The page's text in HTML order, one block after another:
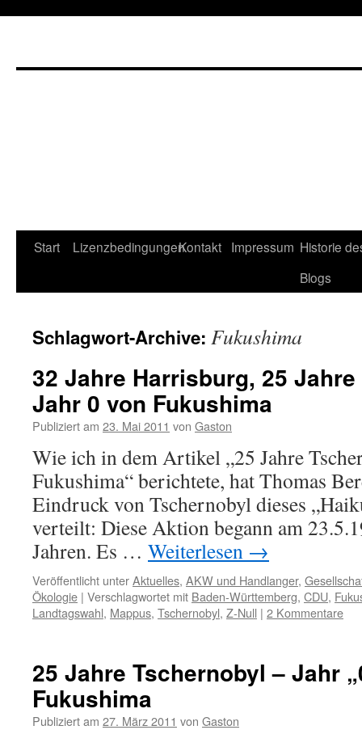
Start LizenzbedingungenKontakt Impressum Historie
Blogs
Schlagwort-Archive: Fukushima
32 Jahre Harrisburg, 25
Jahr 0 von Fukushima
Publiziert am 23. Mai 2011 von Gaston
Wie ich in dem Artikel „25 Jahre
Fukushima“ berichtete, hat Thomas
Eindruck von Tschernobyl dieses
verteilt: Diese Aktion begann am
Jahren. Es … Weiterlesen →
Veröffentlicht unterAktuelles, AKW und Handlanger,
Ökologie | Verschlagwortet mit Baden-Württemberg, CDU,
Landtagswahl, Mappus, Tschernobyl, Z-Null | 2 Kommentare
25 Jahre Tschernobyl – Jahr
Fukushima
Publiziert am 27. März 2011 von Gaston